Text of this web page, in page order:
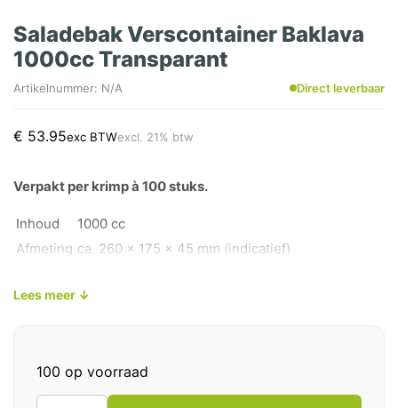
Saladebak Verscontainer Baklava
1000cc Transparant
Artikelnummer: N/A Direct leverbaar
€ 53.95exc BTWexcl. 21% btw
Verpakt per krimp à 100 stuks.
Inhoud
1000 cc
Afmeting ca. 260 x 175 x 45 mm (indicatief)
Deksel
Luchtdicht geïntegreerd deksel
Lees meer ↓
100 op voorraad